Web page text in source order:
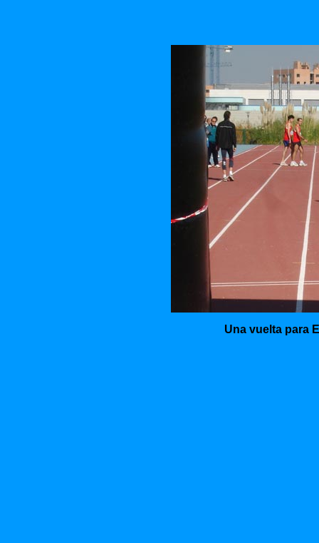
Una vuelta para